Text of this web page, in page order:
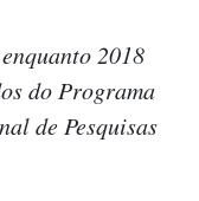
2018
do Programa
de Pesquisas